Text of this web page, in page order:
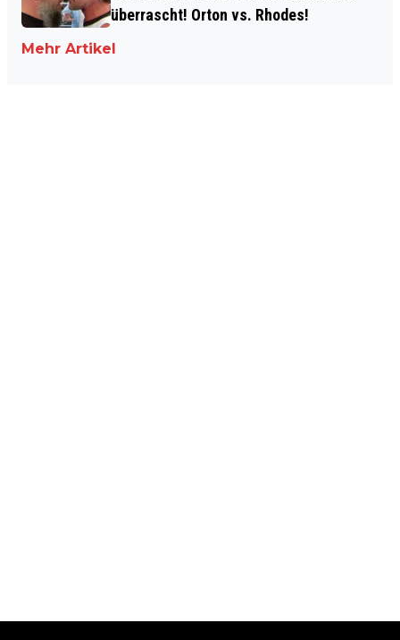
überrascht! Orton vs. Rhodes!
Mehr Artikel